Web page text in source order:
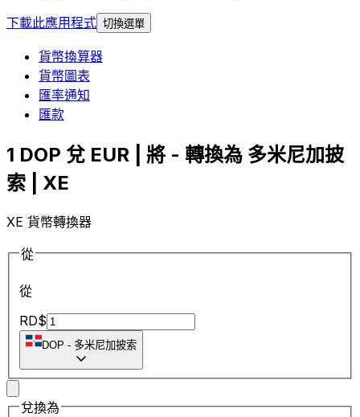
下載此應用程式 切換選單
貨幣換算器
貨幣圖表
匯率通知
匯款
1 DOP 兌 EUR | 將 - 轉換為 多米尼加披
索 | XE
XE 貨幣轉換器
從
從
RD$
DOP - 多米尼加披索
兌換為